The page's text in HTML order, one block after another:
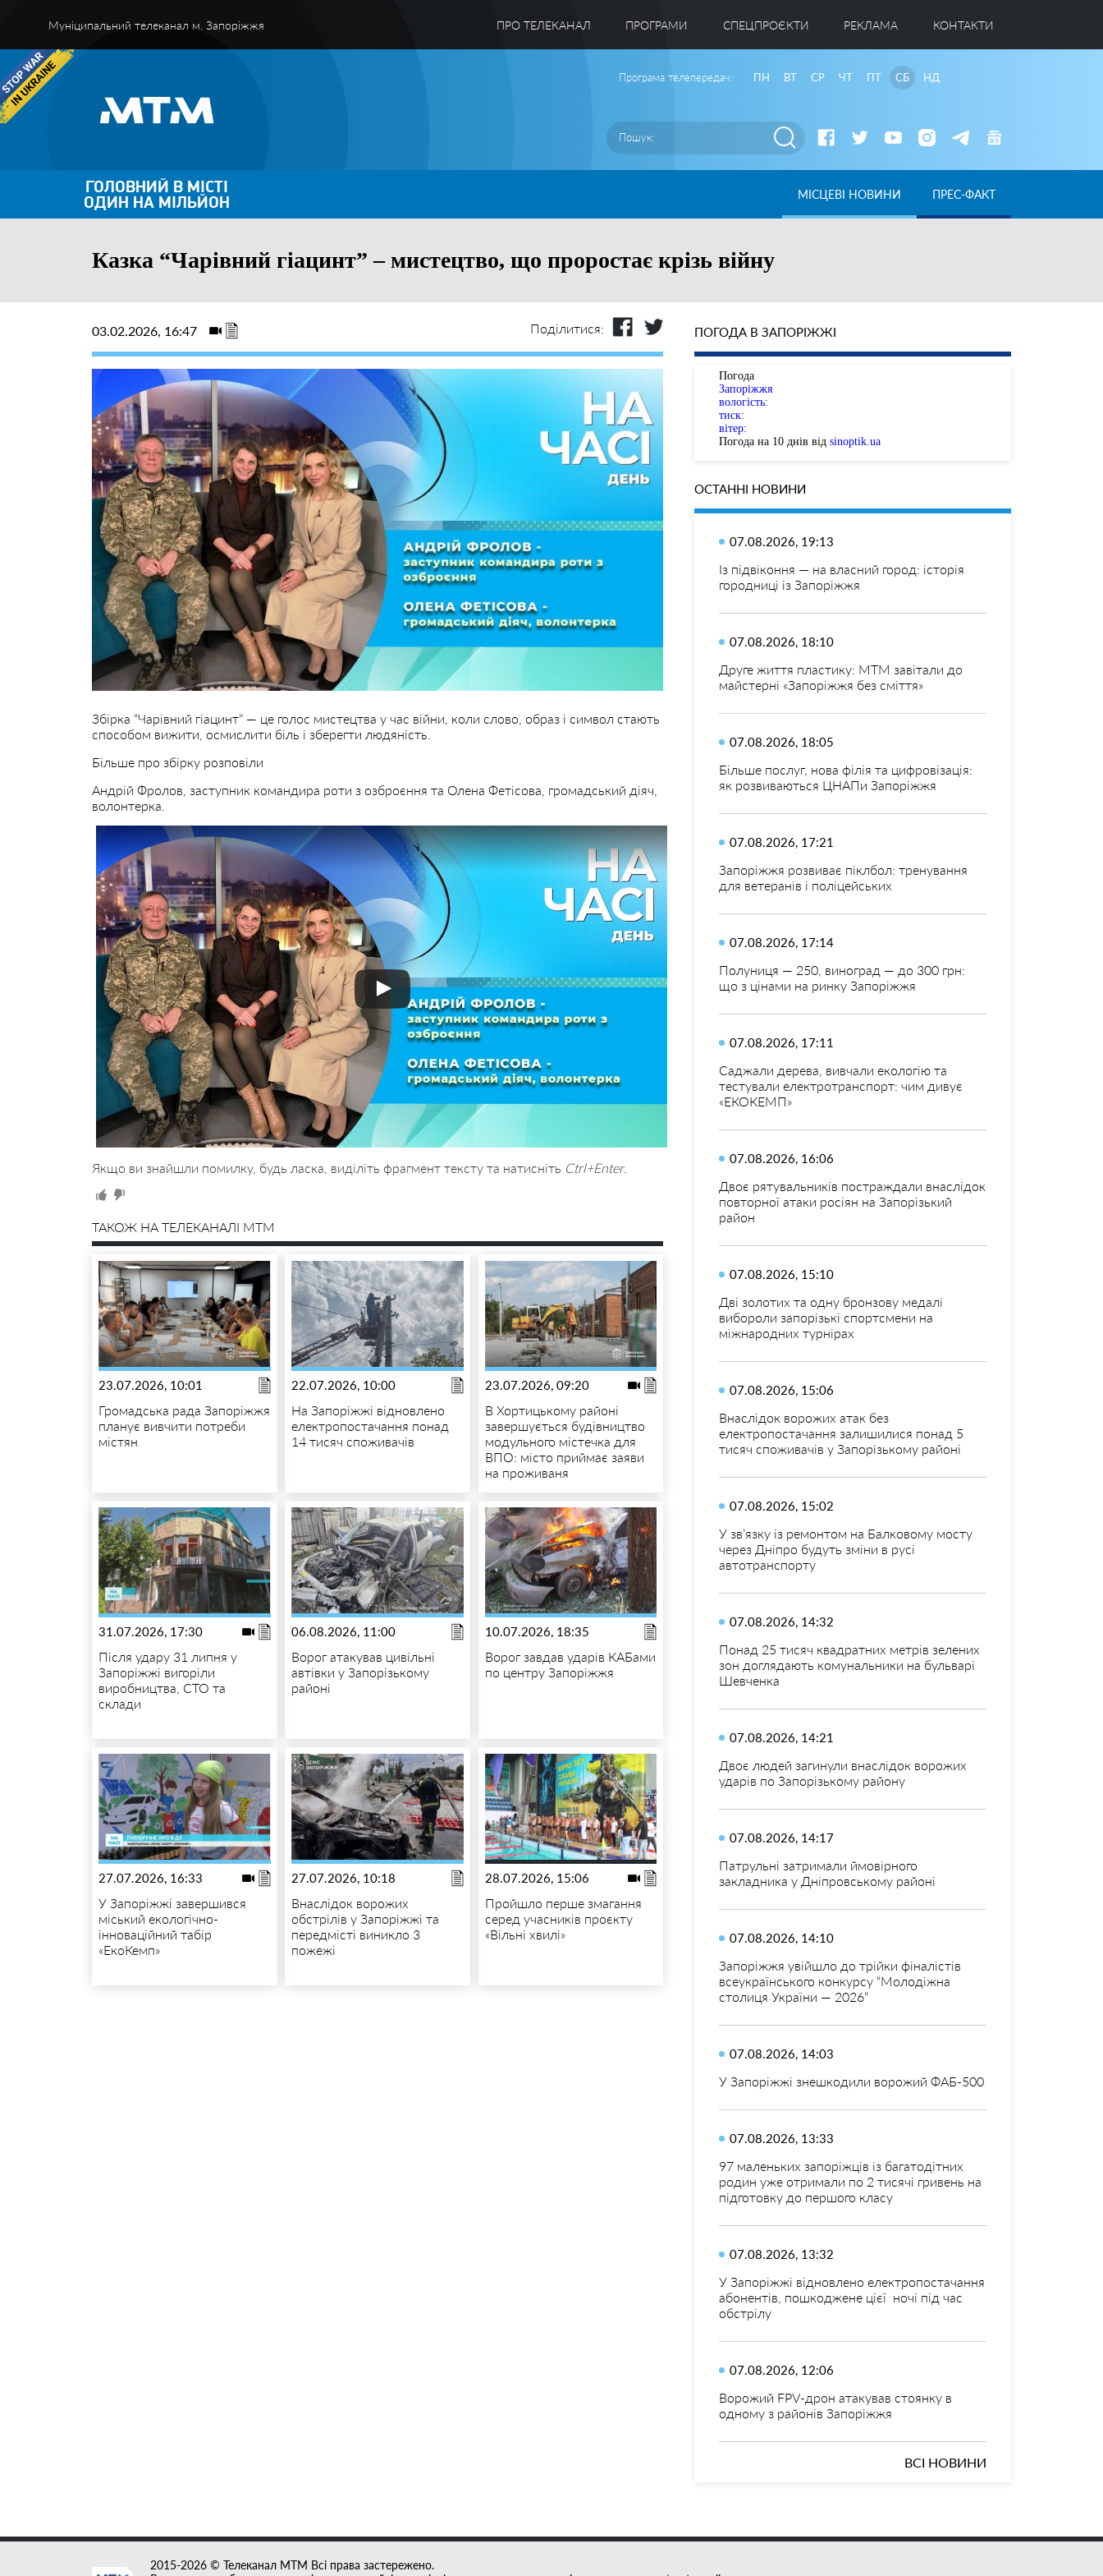
Муніципальний телеканал м. Запоріжжя ПРО ТЕЛЕКАНАЛ ПРОГРАМИ CПЕЦПРОЄКТИ РЕКЛАМА КОНТАКТИ
Програма телепередач: ПН ВТ СР ЧТ ПТ СБ НД
ГОЛОВНИЙ В МІСТІ
ОДИН НА МІЛЬЙОН МІСЦЕВІ НОВИНИ ПРЕС-ФАКТ
Казка “Чарівний гіацинт” – мистецтво, що проростає крізь війну
03.02.2026, 16:47 Поділитися:
Збірка “Чарівний гіацинт” — це голос мистецтва у час війни, коли слово, образ і символ стають
способом вижити, осмислити біль і зберегти людяність.
Більше про збірку розповіли
Андрій Фролов, заступник командира роти з озброєння та Олена Фетісова, громадський діяч,
волонтерка.
Якщо ви знайшли помилку, будь ласка, виділіть фрагмент тексту та натисніть Ctrl+Enter.
ТАКОЖ НА ТЕЛЕКАНАЛІ MTM
23.07.2026, 10:01
Громадська рада Запоріжжя
планує вивчити потреби
містян
22.07.2026, 10:00
На Запоріжжі відновлено
електропостачання понад
14 тисяч споживачів
23.07.2026, 09:20
В Хортицькому районі
завершується будівництво
модульного містечка для
ВПО: місто приймає заяви
на проживаня
31.07.2026, 17:30
Після удару 31 липня у
Запоріжжі вигоріли
виробництва, СТО та
склади
06.08.2026, 11:00
Ворог атакував цивільні
автівки у Запорізькому
районі
10.07.2026, 18:35
Ворог завдав ударів КАБами
по центру Запоріжжя
27.07.2026, 16:33
У Запоріжжі завершився
міський екологічно-
інноваційний табір
«ЕкоКемп»
27.07.2026, 10:18
Внаслідок ворожих
обстрілів у Запоріжжі та
передмісті виникло 3
пожежі
28.07.2026, 15:06
Пройшло перше змагання
серед учасників проєкту
«Вільні хвилі»
ПОГОДА В ЗАПОРІЖЖІ
Погода
Запоріжжя
вологість:
тиск:
вітер:
Погода на 10 днів від sinoptik.ua
ОСТАННІ НОВИНИ
07.08.2026, 19:13
Із підвіконня — на власний город: історія
городниці із Запоріжжя
07.08.2026, 18:10
Друге життя пластику: МТМ завітали до
майстерні «Запоріжжя без сміття»
07.08.2026, 18:05
Більше послуг, нова філія та цифровізація:
як розвиваються ЦНАПи Запоріжжя
07.08.2026, 17:21
Запоріжжя розвиває піклбол: тренування
для ветеранів і поліцейських
07.08.2026, 17:14
Полуниця — 250, виноград — до 300 грн:
що з цінами на ринку Запоріжжя
07.08.2026, 17:11
Саджали дерева, вивчали екологію та
тестували електротранспорт: чим дивує
«ЕКОКЕМП»
07.08.2026, 16:06
Двоє рятувальників постраждали внаслідок
повторної атаки росіян на Запорізький
район
07.08.2026, 15:10
Дві золотих та одну бронзову медалі
вибороли запорізькі спортсмени на
міжнародних турнірах
07.08.2026, 15:06
Внаслідок ворожих атак без
електропостачання залишилися понад 5
тисяч споживачів у Запорізькому районі
07.08.2026, 15:02
У зв’язку із ремонтом на Балковому мосту
через Дніпро будуть зміни в русі
автотранспорту
07.08.2026, 14:32
Понад 25 тисяч квадратних метрів зелених
зон доглядають комунальники на бульварі
Шевченка
07.08.2026, 14:21
Двоє людей загинули внаслідок ворожих
ударів по Запорізькому району
07.08.2026, 14:17
Патрульні затримали ймовірного
закладника у Дніпровському районі
07.08.2026, 14:10
Запоріжжя увійшло до трійки фіналістів
всеукраїнського конкурсу “Молодіжна
столиця України — 2026”
07.08.2026, 14:03
У Запоріжжі знешкодили ворожий ФАБ-500
07.08.2026, 13:33
97 маленьких запоріжців із багатодітних
родин уже отримали по 2 тисячі гривень на
підготовку до першого класу
07.08.2026, 13:32
У Запоріжжі відновлено електропостачання
абонентів, пошкоджене цієї ночі під час
обстрілу
07.08.2026, 12:06
Ворожий FPV-дрон атакував стоянку в
одному з районів Запоріжжя
ВСІ НОВИНИ
2015-2026 © Телеканал MTM Всі права застережено.